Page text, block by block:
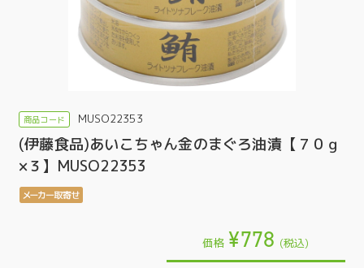
MUSO22353
(伊藤食品)あいこちゃん金のまぐろ油漬【７０ｇ
×３】MUSO22353
価格 ¥778 (税込)